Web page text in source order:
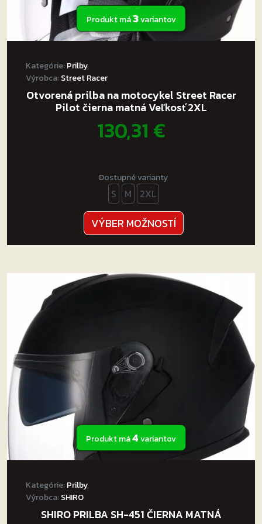
Produkt má3variantov
Kategórie:Prilby,
Výrobca:Street Racer
Otvorená prilba na motocykel Street Racer
Pilot čierna matná Veľkosť 2XL
130,31 €
Dostupné varianty
S M 2XL
VÝBER MOŽNOSTÍ
produkt
variantov.
Možnosti
stránke
Produkt má4variantov
Kategórie:Prilby,
Výrobca:SHIRO
SHIRO PRILBA SH-451 ČIERNA MATNÁ